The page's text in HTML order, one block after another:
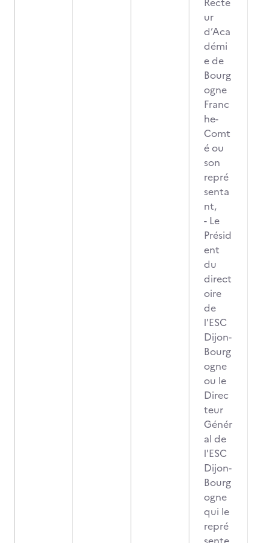
ur
d’Aca
démi
e de
Bourg
ogne
Franc
he-
Comt
é ou
son
repré
senta
nt,
- Le
Présid
ent
du
direct
oire
de
l'ESC
Dijon-
Bourg
ogne
ou le
Direc
teur
Génér
al de
l'ESC
Dijon-
Bourg
ogne
qui le
repré